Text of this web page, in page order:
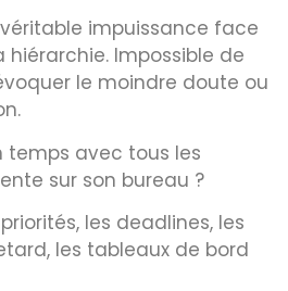
impuissance face
hiérarchie. Impossible de
le moindre doute ou
temps avec tous les
sur son bureau ?
les deadlines, les
les tableaux de bord